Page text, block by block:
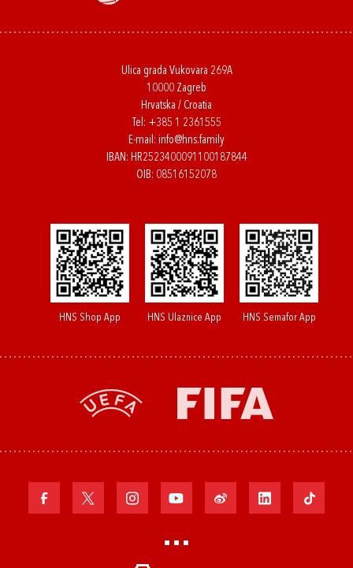
Ulica grada Vukovara 269A
10000 Zagreb
Hrvatska / Croatia
Tel: +385 1 2361555
E-mail: info@hns.family
IBAN: HR2523400091100187844
OIB: 08516152078
HNS Shop App HNS Ulaznice App HNS Semafor App